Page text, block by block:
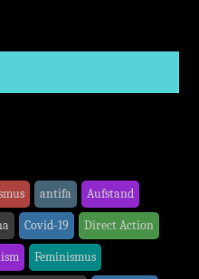
antifa Aufstand
Covid-19 Direct Action
Feminismus